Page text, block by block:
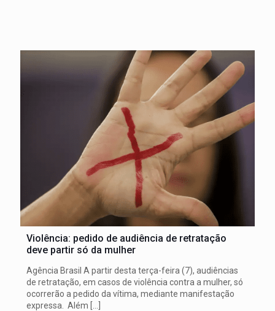
Violência: pedido de audiência de retratação
deve partir só da mulher
Agência Brasil A partir desta terça-feira (7), audiências
de retratação, em casos de violência contra a mulher, só
ocorrerão a pedido da vítima, mediante manifestação
expressa. Além […]